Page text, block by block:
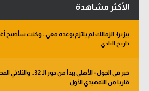
الأكثر مشاهدة
بيزيرا: الزمالك لم يلتزم بوعده معي.. وكنت سأصبح
تاريخ النادي
خبر في الجول - الأهلي يبدأ من دور
قاريا من التمهيدي الأول